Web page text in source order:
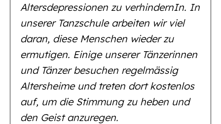
Altersdepressionen zu verhindernIn. In
unserer Tanzschule arbeiten wir viel
daran, diese Menschen wieder zu
ermutigen. Einige unserer Tänzerinnen
und Tänzer besuchen regelmässig
Altersheime und treten dort kostenlos
auf, um die Stimmung zu heben und
den Geist anzuregen.